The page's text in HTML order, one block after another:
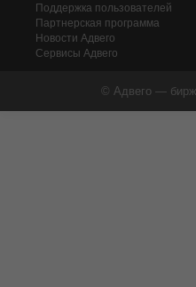
Поддержка пользователей
Партнерская программа
Новости Адвего
Сервисы Адвего
© Адвего —